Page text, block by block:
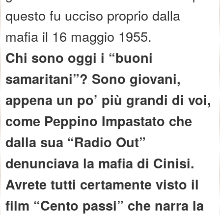
questo fu ucciso proprio dalla
mafia il 16 maggio 1955.
Chi sono oggi i “buoni
samaritani”? Sono giovani,
appena un po’ più grandi di voi,
come Peppino Impastato che
dalla sua “Radio Out”
denunciava la mafia di Cinisi.
Avrete tutti certamente visto il
film “Cento passi” che narra la